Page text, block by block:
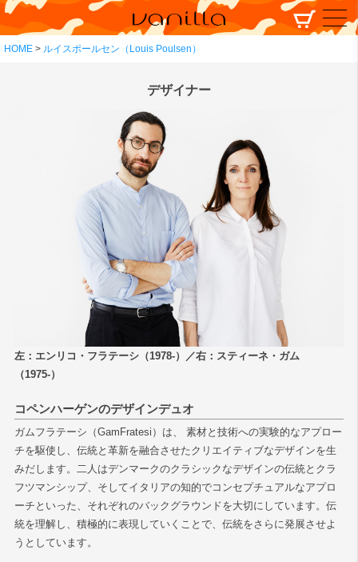
HOME ルイスポールセン（Louis Poulsen）
デザイナー
左：エンリコ・フラテーシ（1978-）／右：スティーネ・ガム
（1975-）
コペンハーゲンのデザインデュオ
ガムフラテーシ（GamFratesi）は、 素材と技術への実験的なアプロー
チを駆使し、伝統と革新を融合させたクリエイティブなデザインを生
みだします。二人はデンマークのクラシックなデザインの伝統とクラ
フツマンシップ、そしてイタリアの知的でコンセプチュアルなアプロ
ーチといった、それぞれのバックグラウンドを大切にしています。伝
統を理解し、積極的に表現していくことで、伝統をさらに発展させよ
うとしています。